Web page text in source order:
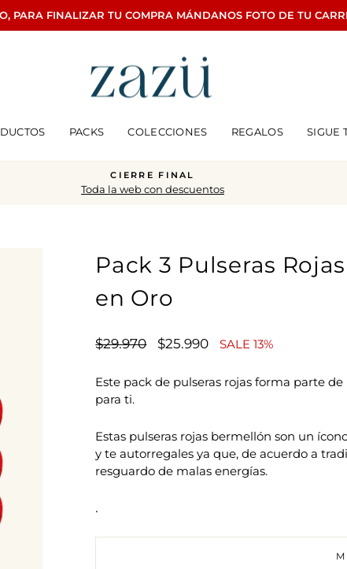
PARA FINALIZAR TU COMPRA MÁNDANOS FOTO DE TU
PACKS COLECCIONES REGALOS SIGUE
diapositivas
CIERRE FINAL
Toda la web con descuentos
Pack 3 Pulseras
en Oro
Precio
$29.970
Precio
oferta
$25.990 SALE 13%
Este pack de pulseras rojas forma parte
para ti.
Estas pulseras rojas bermellón son un
y te autorregalesya que, de acuerdo a
resguardo de malas energías.
.